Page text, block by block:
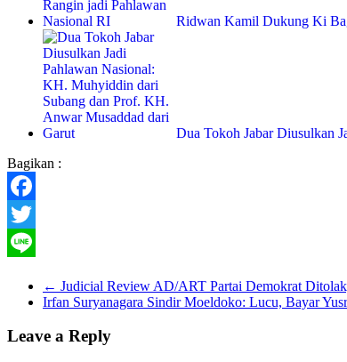
Ridwan Kamil Dukung Ki
Dua Tokoh Jabar Diusulkan
Bagikan :
Facebook
Twitter
← Judicial Review AD/ART Partai Demokrat
Irfan Suryanagara Sindir Moeldoko: Lucu, Bayar
Leave a Reply